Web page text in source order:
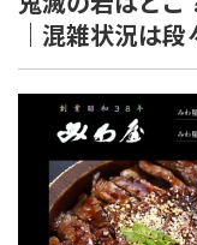
｜混雑状況は